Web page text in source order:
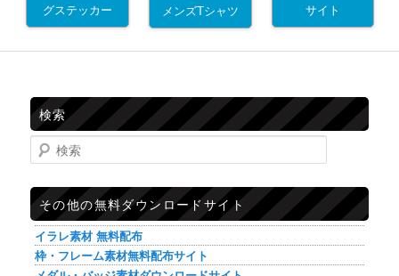
グステッカー メンズTシャツ サイト
検索
検索
その他の無料ダウンロードサイト
イラレ素材 無料配布
枠・フレーム素材無料配布サイト